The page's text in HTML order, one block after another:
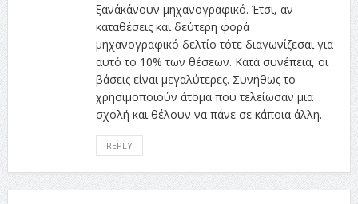
ξανάκάνουν μηχανογραφικό. Έτσι, αν
καταθέσεις και δεύτερη φορά
μηχανογραφικό δελτίο τότε διαγωνίζεσαι για
αυτό το 10% των θέσεων. Κατά συνέπεια, οι
βάσεις είναι μεγαλύτερες. Συνήθως το
χρησιμοποιούν άτομα που τελείωσαν μια
σχολή και θέλουν να πάνε σε κάποια άλλη.
REPLY